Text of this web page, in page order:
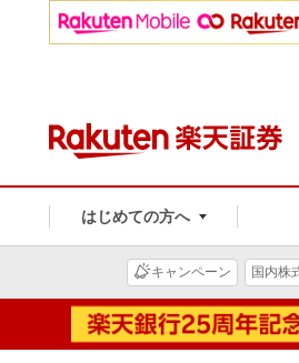
はじめての方へ
キャンペーン 国内株